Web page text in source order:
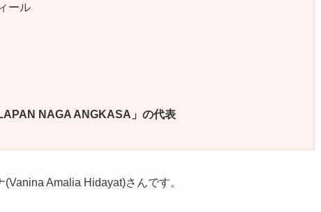
ール
NAGA ANGKASA」の代表
Amalia Hidayat)さんです。